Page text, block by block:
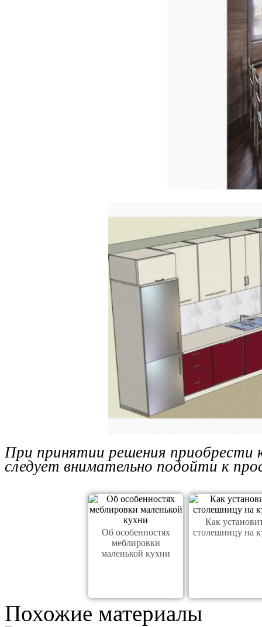
При принятии решения приобрести
следует внимательно подойти к
Об особенностях
меблировки
маленькой кухни
Как
столешницу на
Похожие материалы